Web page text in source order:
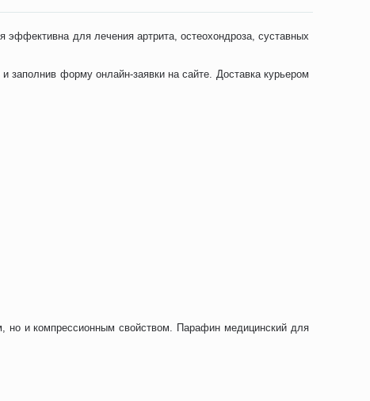
для лечения артрита, остеохондроза, суставных
форму онлайн-заявки на сайте. Доставка курьером
но и компрессионным свойством. Парафин медицинский для